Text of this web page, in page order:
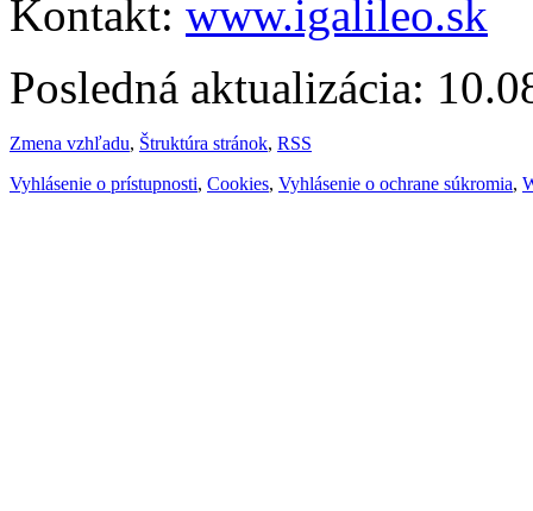
Kontakt: www.igalileo.sk
Posledná aktualizácia:
Zmena vzhľadu, Štruktúra stránok, RSS
Vyhlásenie o prístupnosti, Cookies, Vyhlásenie o ochrane súkromia,